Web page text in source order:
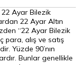
Ayar Bilezik
22 Ayar Altın
“22 Ayar Bilezik
para, alış ve satış
Yüzde 90’nın
Bunlar genellikle